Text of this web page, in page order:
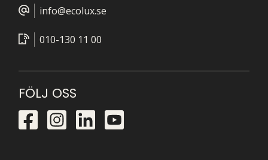
info@ecolux.se
010-130 11 00
FÖLJ OSS